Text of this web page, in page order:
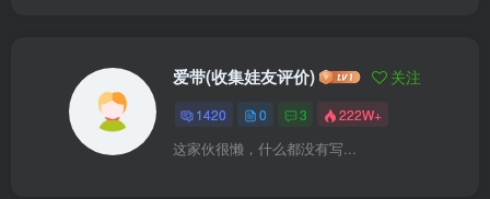
爱带(收集娃友评价) 关注
1420 0 3 222W+
这家伙很懒，什么都没有写...